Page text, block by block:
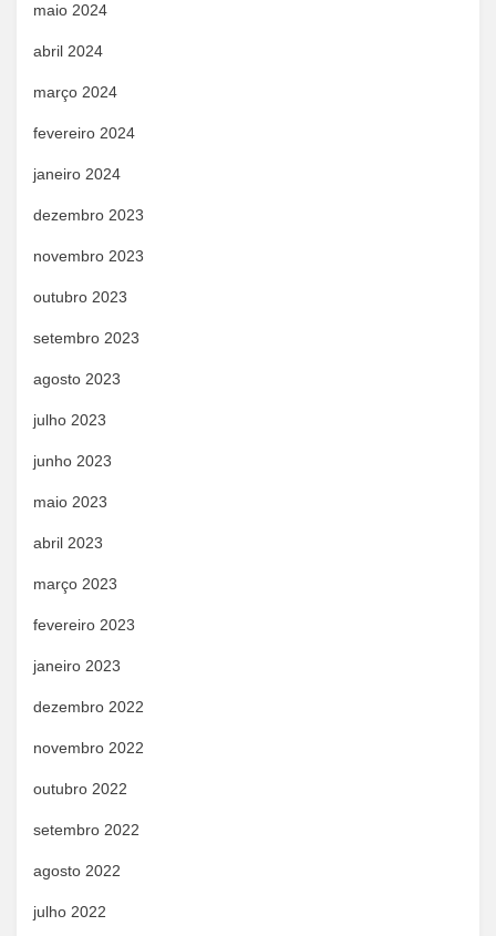
maio 2024
abril 2024
março 2024
fevereiro 2024
janeiro 2024
dezembro 2023
novembro 2023
outubro 2023
setembro 2023
agosto 2023
julho 2023
junho 2023
maio 2023
abril 2023
março 2023
fevereiro 2023
janeiro 2023
dezembro 2022
novembro 2022
outubro 2022
setembro 2022
agosto 2022
julho 2022